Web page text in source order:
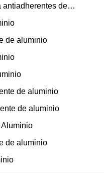
antiadherentes de
de aluminio
de aluminio
de aluminio
Aluminio
de aluminio